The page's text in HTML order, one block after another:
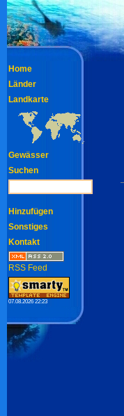
Home
Länder
Landkarte
Gewässer
Suchen
Hinzufügen
Sonstiges
Kontakt
RSS Feed
07.08.2026 22:23